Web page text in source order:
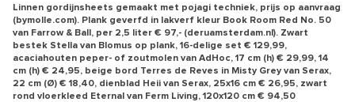
Linnen gordijnsheets gemaakt met pojagi techniek, prijs op aanvraag
(bymolle.com). Plank geverfd in lakverf kleur Book Room Red No. 50
van Farrow & Ball, per 2,5 liter € 97,- (deruamsterdam.nl). Zwart
bestek Stella van Blomus op plank, 16-delige set € 129,99,
acaciahouten peper- of zoutmolen van AdHoc, 17 cm (h) € 29,99, 14
cm (h) € 24,95, beige bord Terres de Reves in Misty Grey van Serax,
22 cm (Ø) € 18,40, dienblad Heii van Serax, 25x16 cm € 26,95, zwart
rond vloerkleed Eternal van Ferm Living, 120x120 cm € 94,50